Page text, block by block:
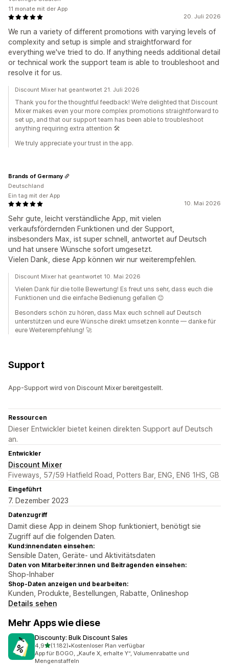
20. Juli 2026
We run a variety of different promotions with varying levels of
complexity and setup is simple and straightforward for
everything we've tried to do. If anything needs additional detail
or technical work the support team is able to troubleshoot and
resolve it for us.
11 monate mit der App
Discount Mixer hat geantwortet 21. Juli 2026
Thank you for the thoughtful feedback! We’re delighted that Discount
Mixer makes even your more complex promotions straightforward to
set up, and that our support team has been able to troubleshoot
anything requiring extra attention 🛠️
We truly appreciate your trust in the app.
10. Mai 2026
Sehr gute, leicht verständliche App, mit vielen
verkaufsfördernden Funktionen und der Support,
insbesonders Max, ist super schnell, antwortet auf Deutsch
und hat unsere Wünsche sofort umgesetzt.
Vielen Dank, diese App können wir nur weiterempfehlen.
Brands of Germany
Deutschland
Ein tag mit der App
Discount Mixer hat geantwortet 10. Mai 2026
Vielen Dank für die tolle Bewertung! Es freut uns sehr, dass euch die
Funktionen und die einfache Bedienung gefallen 😊
Besonders schön zu hören, dass Max euch schnell auf Deutsch
unterstützen und eure Wünsche direkt umsetzen konnte — danke für
eure Weiterempfehlung! 🚀
Support
App-Support wird von Discount Mixer bereitgestellt.
Ressourcen
Dieser Entwickler bietet keinen direkten Support auf Deutsch
an.
Entwickler
Discount Mixer
Fiveways, 57/59 Hatfield Road, Potters Bar, ENG, EN6 1HS, GB
Eingeführt
7. Dezember 2023
Datenzugriff
Damit diese App in deinem Shop funktioniert, benötigt sie
Zugriff auf die folgenden Daten.
Kund:innendaten einsehen:
Sensible Daten, Geräte- und Aktivitätsdaten
Daten von Mitarbeiter:innen und Beitragenden einsehen:
Shop-Inhaber
Shop-Daten anzeigen und bearbeiten:
Kunden, Produkte, Bestellungen, Rabatte, Onlineshop
Details sehen
Mehr Apps wie diese
Discounty: Bulk Discount Sales
4,9von 5 Sternen
(1.182)
1182 Rezensionen insgesamt
•Kostenloser Plan verfügbar
App für BOGO, „Kaufe X, erhalte Y“, Volumenrabatte und
Mengenstaffeln